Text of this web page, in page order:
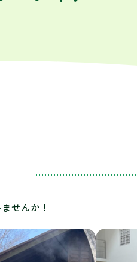
せんか！